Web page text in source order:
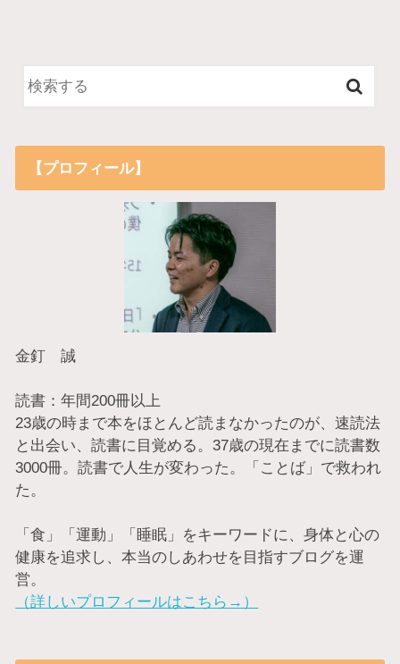
【プロフィール】
金釘 誠
読書：年間200冊以上
23歳の時まで本をほとんど読まなかったのが、速読法
と出会い、読書に目覚める。37歳の現在までに読書数
3000冊。読書で人生が変わった。「ことば」で救われ
た。
「食」「運動」「睡眠」をキーワードに、身体と心の
健康を追求し、本当のしあわせを目指すブログを運
営。
（詳しいプロフィールはこちら→）